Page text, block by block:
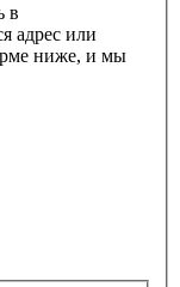
в
адрес или
ниже, и мы